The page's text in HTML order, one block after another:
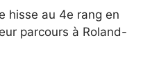
hisse au 4e rang en
parcours à Roland-